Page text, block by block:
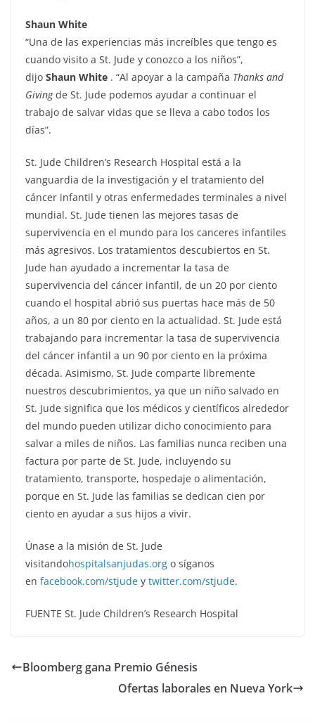
Shaun White
“Una de las experiencias más increíbles que tengo es
cuando visito a St. Jude y conozco a los niños”,
dijo Shaun White . “Al apoyar a la campaña Thanks and
Givingde St. Jude podemos ayudar a continuar el
trabajo de salvar vidas que se lleva a cabo todos los
días”.
St. Jude Children’s Research Hospital está a la
vanguardia de la investigación y el tratamiento del
cáncer infantil y otras enfermedades terminales a nivel
mundial. St. Jude tienen las mejores tasas de
supervivencia en el mundo para los canceres infantiles
más agresivos. Los tratamientos descubiertos en St.
Jude han ayudado a incrementar la tasa de
supervivencia del cáncer infantil, de un 20 por ciento
cuando el hospital abrió sus puertas hace más de 50
años, a un 80 por ciento en la actualidad. St. Jude está
trabajando para incrementar la tasa de supervivencia
del cáncer infantil a un 90 por ciento en la próxima
década. Asimismo, St. Jude comparte libremente
nuestros descubrimientos, ya que un niño salvado en
St. Jude significa que los médicos y científicos alrededor
del mundo pueden utilizar dicho conocimiento para
salvar a miles de niños. Las familias nunca reciben una
factura por parte de St. Jude, incluyendo su
tratamiento, transporte, hospedaje o alimentación,
porque en St. Jude las familias se dedican cien por
ciento en ayudar a sus hijos a vivir.
Únase a la misión de St. Jude
visitandohospitalsanjudas.org o síganos
en facebook.com/stjude y twitter.com/stjude.
FUENTE St. Jude Children’s Research Hospital
Bloomberg gana Premio Génesis
Ofertas laborales en Nueva York